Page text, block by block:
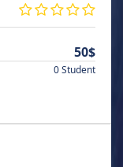
50$
0 Student